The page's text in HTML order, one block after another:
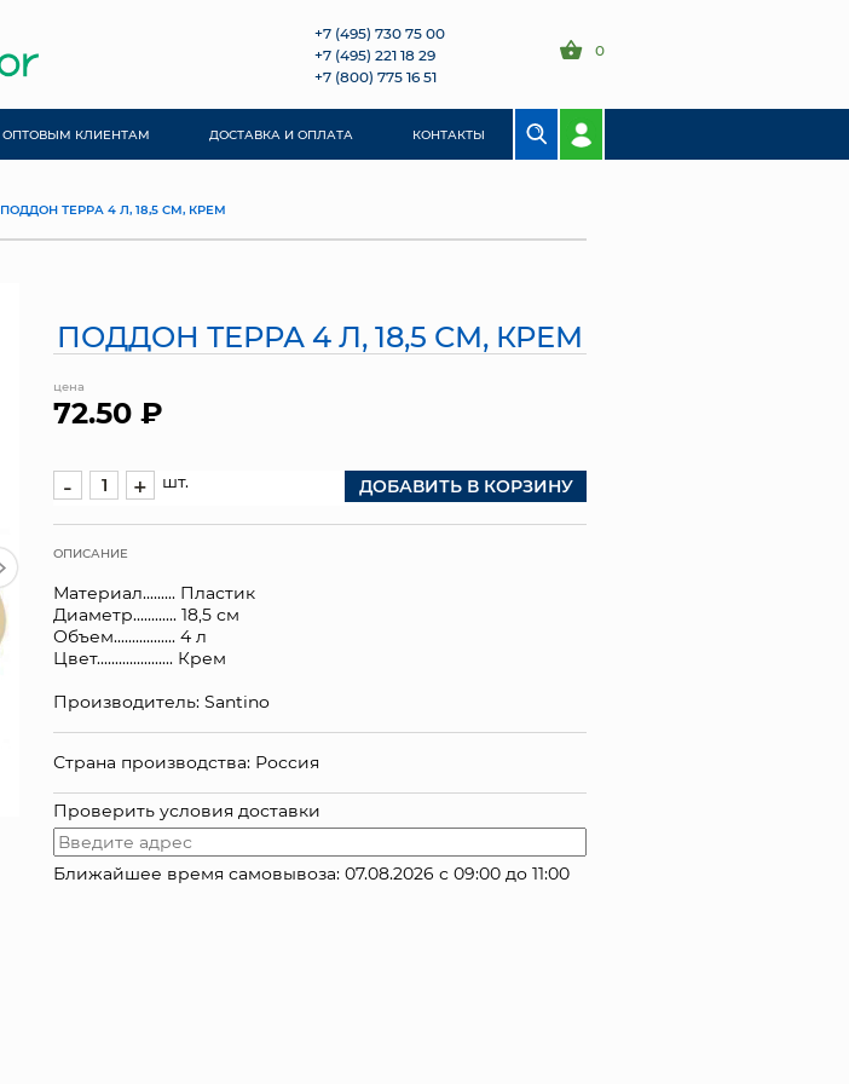
+7 (495) 730 75 00
+7 (495) 221 18 29
+7 (800) 775 16 51
0
ОПТОВЫМ КЛИЕНТАМ ДОСТАВКА И ОПЛАТА КОНТАКТЫ
ПОДДОН ТЕРРА 4 Л, 18,5 СМ, КРЕМ
ПОДДОН ТЕРРА 4 Л, 18,5 СМ, КРЕМ
цена
72.50 ₽
- + шт. ДОБАВИТЬ В КОРЗИНУ
ОПИСАНИЕ
Материал......... Пластик
Диаметр............ 18,5 см
Объем................. 4 л
Цвет..................... Крем
Производитель: Santino
Страна производства: Россия
Проверить условия доставки
Ближайшее время самовывоза: 07.08.2026 с 09:00 до 11:00